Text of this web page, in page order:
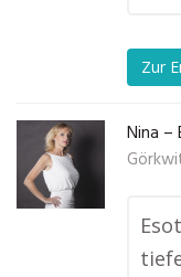
Zur
Nina –